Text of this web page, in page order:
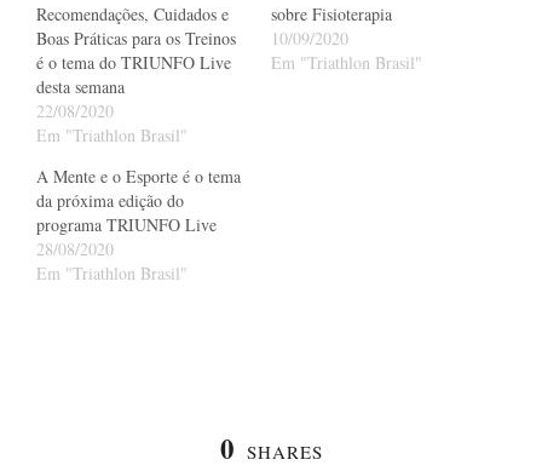
Recomendações, Cuidados e
Boas Práticas para os Treinos
é o tema do TRIUNFO Live
desta semana
22/08/2020
Em "Triathlon Brasil"
sobre Fisioterapia
10/09/2020
Em "Triathlon Brasil"
A Mente e o Esporte é o tema
da próxima edição do
programa TRIUNFO Live
28/08/2020
Em "Triathlon Brasil"
0 SHARES